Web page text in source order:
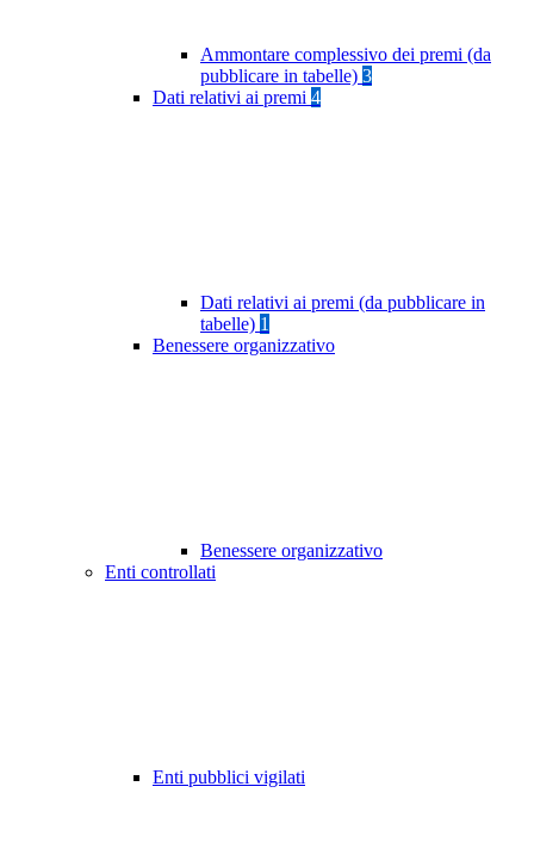
Ammontare complessivo dei premi (da
pubblicare in tabelle) 3
Dati relativi ai premi 4
Dati relativi ai premi (da pubblicare in
tabelle) 1
Benessere organizzativo
Benessere organizzativo
Enti controllati
Enti pubblici vigilati